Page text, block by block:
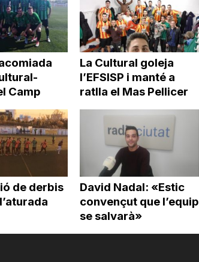
Camp
La Cultural goleja
l’EFSISP i manté a
ratlla el Mas Pellicer
de derbis
David Nadal: «Estic
convençut que l’equip
se salvarà»